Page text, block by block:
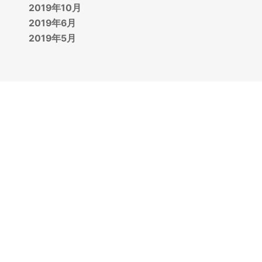
2019年10月
2019年6月
2019年5月